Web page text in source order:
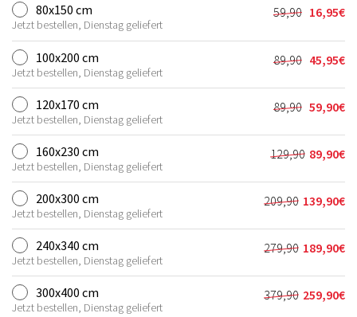
80x150 cm
Jetzt bestellen, Dienstag geliefert
59,90
Preis
war:
59,90€
16,95€
Aktueller
Preis
ist:
16,95€.
100x200 cm
Jetzt bestellen, Dienstag geliefert
89,90
Preis
war:
89,90€
45,95€
Aktueller
Preis
ist:
45,95€.
120x170 cm
Jetzt bestellen, Dienstag geliefert
89,90
Preis
war:
89,90€
59,90€
Aktueller
Preis
ist:
59,90€.
160x230 cm
Jetzt bestellen, Dienstag geliefert
129,90
Preis
war:
129,90€
89,90€
Aktueller
Preis
ist:
89,90€.
200x300 cm
Jetzt bestellen, Dienstag geliefert
209,90
Preis
war:
209,90€
139,90€
Aktueller
Preis
ist:
139,90€.
240x340 cm
Jetzt bestellen, Dienstag geliefert
279,90
Preis
war:
279,90€
189,90€
Aktueller
Preis
ist:
189,90€.
300x400 cm
Jetzt bestellen, Dienstag geliefert
379,90 259,90€
Aktueller